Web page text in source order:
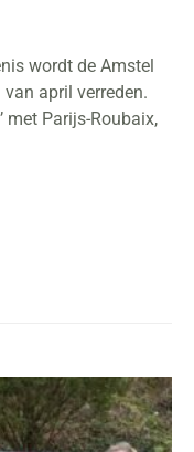
wordt de Amstel
april verreden.
met Parijs-Roubaix,